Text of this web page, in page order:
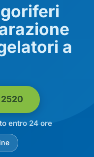
a
2520
entro 24 ore